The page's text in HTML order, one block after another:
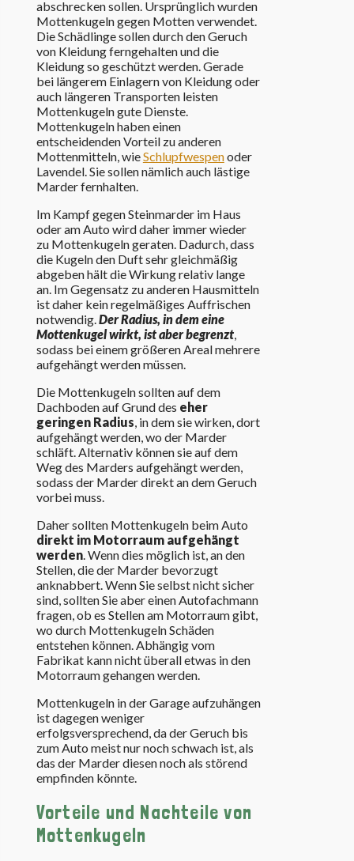
abschrecken sollen. Ursprünglich wurden
Mottenkugeln gegen Motten verwendet.
Die Schädlinge sollen durch den Geruch
von Kleidung ferngehalten und die
Kleidung so geschützt werden. Gerade
bei längerem Einlagern von Kleidung oder
auch längeren Transporten leisten
Mottenkugeln gute Dienste.
Mottenkugeln haben einen
entscheidenden Vorteil zu anderen
Mottenmitteln, wieSchlupfwespenoder
Lavendel. Sie sollen nämlich auch lästige
Marder fernhalten.
Im Kampf gegen Steinmarder im Haus
oder am Auto wird daher immer wieder
zu Mottenkugeln geraten. Dadurch, dass
die Kugeln den Duft sehr gleichmäßig
abgeben hält die Wirkung relativ lange
an. Im Gegensatz zu anderen Hausmitteln
ist daher kein regelmäßiges Auffrischen
notwendig. Der Radius, in dem eine
Mottenkugel wirkt, ist aber begrenzt,
sodass bei einem größeren Areal mehrere
aufgehängt werden müssen.
Die Mottenkugeln sollten auf dem
Dachboden auf Grund des eher
geringen Radius , in dem sie wirken, dort
aufgehängt werden, wo der Marder
schläft. Alternativ können sie auf dem
Weg des Marders aufgehängt werden,
sodass der Marder direkt an dem Geruch
vorbei muss.
Daher sollten Mottenkugeln beim Auto
direkt im Motorraum aufgehängt
werden. Wenn dies möglich ist, an den
Stellen, die der Marder bevorzugt
anknabbert. Wenn Sie selbst nicht sicher
sind, sollten Sie aber einen Autofachmann
fragen, ob es Stellen am Motorraum gibt,
wo durch Mottenkugeln Schäden
entstehen können. Abhängig vom
Fabrikat kann nicht überall etwas in den
Motorraum gehangen werden.
Mottenkugeln in der Garage aufzuhängen
ist dagegen weniger
erfolgsversprechend, da der Geruch bis
zum Auto meist nur noch schwach ist, als
das der Marder diesen noch als störend
empfinden könnte.
Vorteile und Nachteile von
Mottenkugeln